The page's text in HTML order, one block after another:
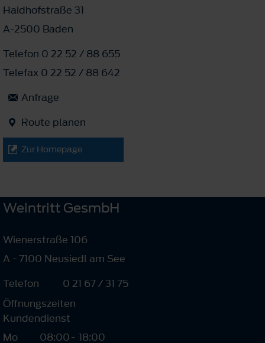
Haidhofstraße 31
A-2500 Baden
Telefon 0 22 52 / 88 655
Telefax 0 22 52 / 88 642
Anfrage
Route planen
Zur Homepage
Weintritt GesmbH
Wienerstraße 106
A - 7100 Neusiedl am See
Telefon
0 21 67 / 31 75
Öffnungszeiten
Kundendienst
Mo
08:00- 18:00